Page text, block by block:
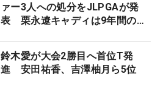
ァー3人への処分をJLPGAが発
表 栗永遼キャディは9年間の立
鈴木愛が大会2勝目へ首位T発
進 安田祐香、吉澤柚月ら5位